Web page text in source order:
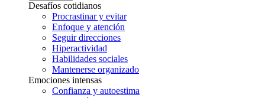
Desafíos cotidianos
Procrastinar y evitar
Enfoque y atención
Seguir direcciones
Hiperactividad
Habilidades sociales
Mantenerse organizado
Emociones intensas
Confianza y autoestima